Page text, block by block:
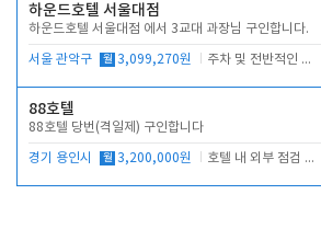
하운드호텔 서울대점
하운드호텔 서울대점 에서 3교대 과장님 구인합니다.
서울 관악구 월 3,099,270원 주차 및 전반적인 당번업무
88호텔
88호텔 당번(격일제) 구인합니다
경기 용인시 월 3,200,000원 호텔 내 외부 점검 및 프런트 운영